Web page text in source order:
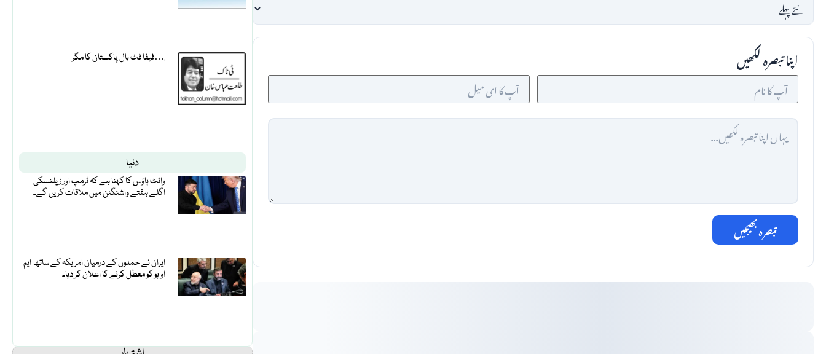
فیفا فٹ بال پاکستان کا مگر….
دنیا
وائٹ ہاؤس کا کہنا ہے کہ ٹرمپ اور زیلنسکی
اگلے ہفتے واشنگٹن میں ملاقات کریں گے۔
ایران نے حملوں کے درمیان امریکہ کے ساتھ ایم
او یو کو معطل کرنے کا اعلان کر دیا۔
اپنا تبصرہ لکھیں
تبصرہ بھیجیں